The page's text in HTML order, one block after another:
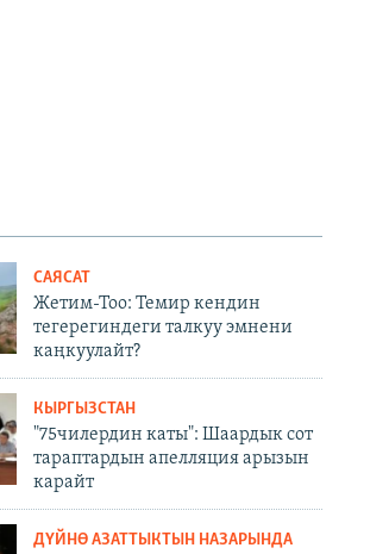
САЯСАТ
Жетим-Тоо: Темир кендин
тегерегиндеги талкуу эмнени
каңкуулайт?
КЫРГЫЗСТАН
"75чилердин каты": Шаардык сот
тараптардын апелляция арызын
карайт
ДҮЙНӨ АЗАТТЫКТЫН НАЗАРЫНДА